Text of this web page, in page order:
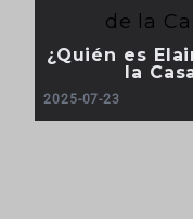
¿Quién es
la
2025-07-23